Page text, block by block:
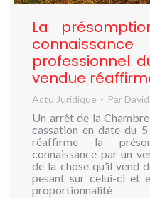
CONTACT
La
professionnel
vendue
Actu Juridique Par
Un arrêt de la
cassation en date du
réaffirme la
connaissance par un
de la chose qu’il vend
pesant sur celui-ci et
proportionnalité